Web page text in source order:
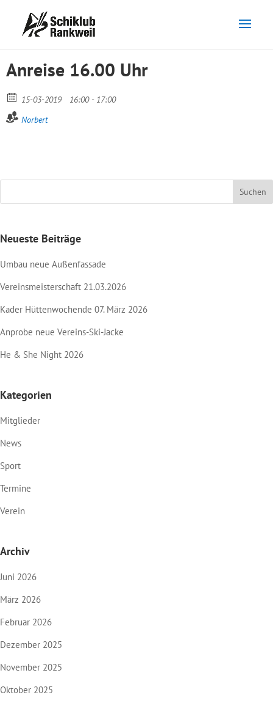
Anreise 16.00 Uhr
15-03-2019
16:00 - 17:00
Norbert
Neueste Beiträge
Umbau neue Außenfassade
Vereinsmeisterschaft 21.03.2026
Kader Hüttenwochende 07. März 2026
Anprobe neue Vereins-Ski-Jacke
He & She Night 2026
Kategorien
Mitglieder
News
Sport
Termine
Verein
Archiv
Juni 2026
März 2026
Februar 2026
Dezember 2025
November 2025
Oktober 2025